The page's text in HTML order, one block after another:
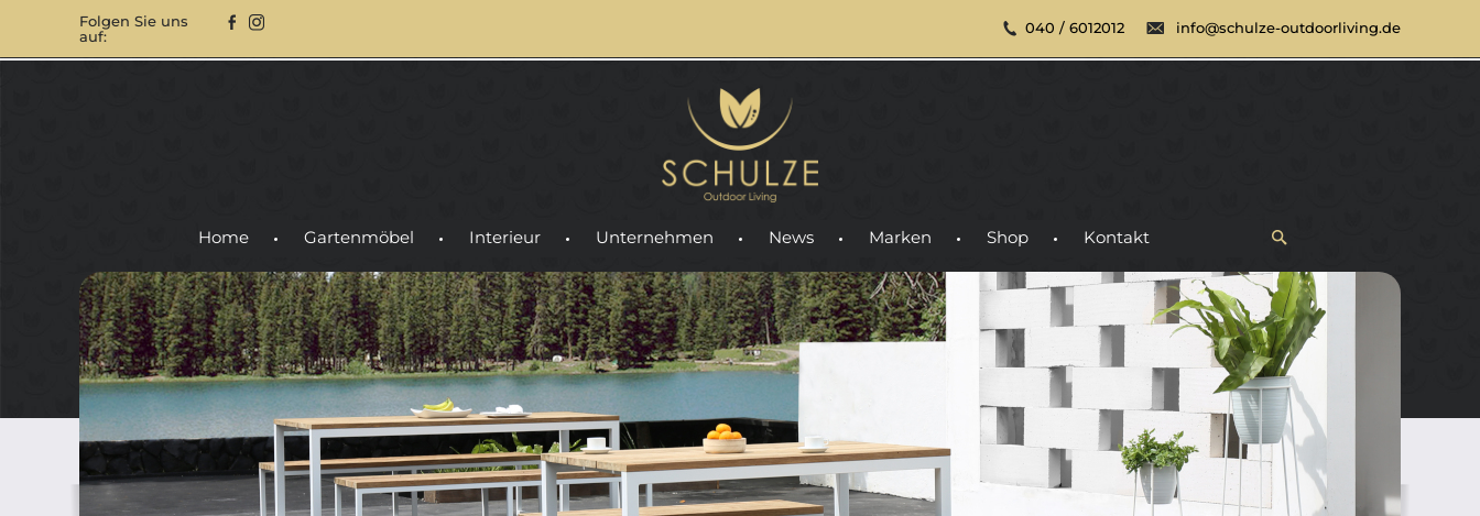
Folgen Sie uns
auf:
040 / 6012012 info@schulze-outdoorliving.de
Home Gartenmöbel Interieur Unternehmen News Marken Shop Kontakt